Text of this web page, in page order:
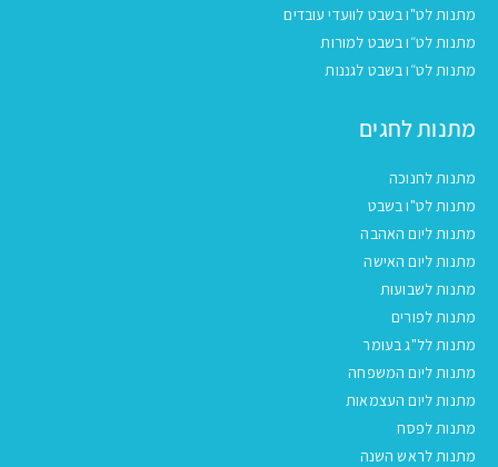
מתנות לט"ו בשבט לוועדי עובדים
מתנות לט״ו בשבט למורות
מתנות לט״ו בשבט לגננות
מתנות לחגים
מתנות לחנוכה
מתנות לט"ו בשבט
מתנות ליום האהבה
מתנות ליום האישה
מתנות לשבועות
מתנות לפורים
מתנות לל"ג בעומר
מתנות ליום המשפחה
מתנות ליום העצמאות
מתנות לפסח
מתנות לראש השנה